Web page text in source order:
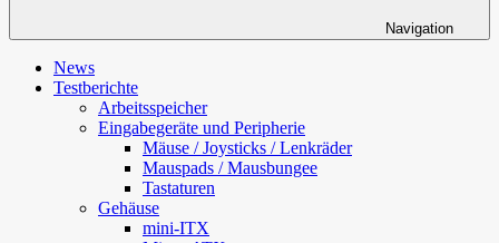
Navigation
News
Testberichte
Arbeitsspeicher
Eingabegeräte und Peripherie
Mäuse / Joysticks / Lenkräder
Mauspads / Mausbungee
Tastaturen
Gehäuse
mini-ITX